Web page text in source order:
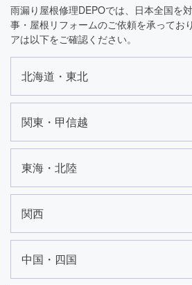
雨漏り屋根修理DEPOでは、日本全国を
事・屋根リフォームのご依頼を承ってお
アは以下をご確認ください。
北海道・東北
関東・甲信越
東海・北陸
関西
中国・四国